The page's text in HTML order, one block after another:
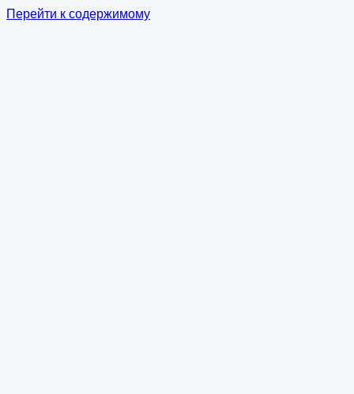
Перейти к содержимому